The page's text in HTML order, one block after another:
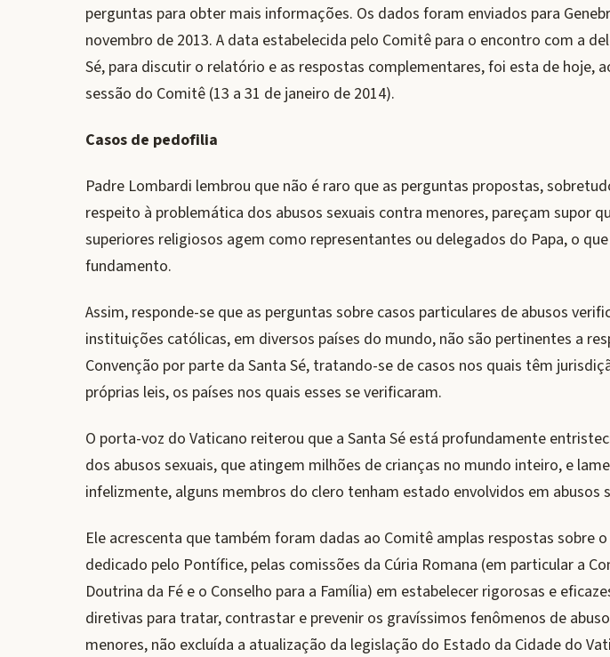
perguntas para obter mais informações. Os dados foram enviados para
novembro de 2013. A data estabelecida pelo Comitê para o encontro com a
Sé, para discutir o relatório e as respostas complementares, foi esta de hoje,
sessão do Comitê (13 a 31 de janeiro de 2014).
Casos de pedofilia
Padre Lombardi lembrou que não é raro que as perguntas propostas,
respeito à problemática dos abusos sexuais contra menores, pareçam supor
superiores religiosos agem como representantes ou delegados do Papa, o
fundamento.
Assim, responde-se que as perguntas sobre casos particulares de abusos
instituições católicas, em diversos países do mundo, não são pertinentes a
Convenção por parte da Santa Sé, tratando-se de casos nos quais têm
próprias leis, os países nos quais esses se verificaram.
O porta-voz do Vaticano reiterou que a Santa Sé está profundamente
dos abusos sexuais, que atingem milhões de crianças no mundo inteiro, e
infelizmente, alguns membros do clero tenham estado envolvidos em abusos
Ele acrescenta que também foram dadas ao Comitê amplas respostas sobre
dedicado pelo Pontífice, pelas comissões da Cúria Romana (em particular a
Doutrina da Fé e o Conselho para a Família) em estabelecer rigorosas e
diretivas para tratar, contrastar e prevenir os gravíssimos fenômenos de
menores, não excluída a atualização da legislação do Estado da Cidade do